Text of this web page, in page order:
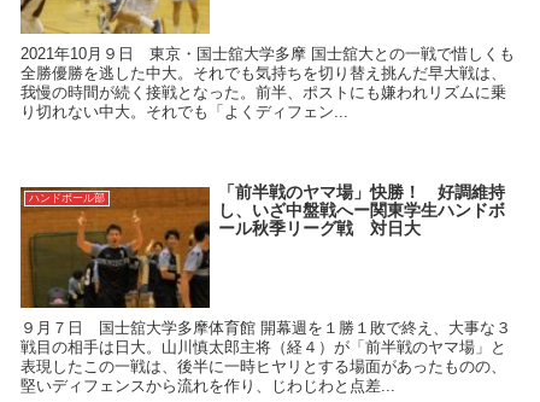
2021年10月９日 東京・国士舘大学多摩 国士舘大との一戦で惜しくも
全勝優勝を逃した中大。それでも気持ちを切り替え挑んだ早大戦は、
我慢の時間が続く接戦となった。前半、ポストにも嫌われリズムに乗
り切れない中大。それでも「よくディフェン...
ハンドボール部
「前半戦のヤマ場」快勝！ 好調維持
し、いざ中盤戦へー関東学生ハンドボ
ール秋季リーグ戦 対日大
９月７日 国士舘大学多摩体育館 開幕週を１勝１敗で終え、大事な３
戦目の相手は日大。山川慎太郎主将（経４）が「前半戦のヤマ場」と
表現したこの一戦は、後半に一時ヒヤリとする場面があったものの、
堅いディフェンスから流れを作り、じわじわと点差...